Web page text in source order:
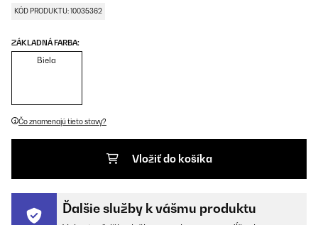
KÓD PRODUKTU: 10035362
ZÁKLADNÁ FARBA:
Biela
Čo znamenajú tieto stavy?
Vložiť do košíka
Ďalšie služby k vášmu produktu